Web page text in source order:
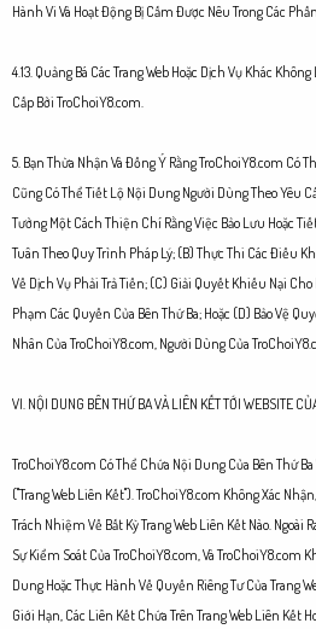
Hành Vi Và Hoạt Động Bị Cấm Được Nêu Trong Các
4.13. Quảng Bá Các Trang Web Hoặc Dịch Vụ Khác
Cấp Bởi TroChoiY8.com.
5. Bạn Thừa Nhận Và Đồng Ý Rằng TroChoiY8.com Có
Cũng Có Thể Tiết Lộ Nội Dung Người Dùng Theo Yêu
Tưởng Một Cách Thiện Chí Rằng Việc Bảo Lưu Hoặc
Tuân Theo Quy Trình Pháp Lý; (B) Thực Thi Các Điều
Về Dịch Vụ Phải Trả Tiền; (C) Giải Quyết Khiếu Nại
Phạm Các Quyền Của Bên Thứ Ba; Hoặc (D) Bảo Vệ
Nhân Của TroChoiY8.com, Người Dùng Của
VI. NỘI DUNG BÊN THỨ BA VÀ LIÊN KẾT TỚI WEBSITE
TroChoiY8.com Có Thể Chứa Nội Dung Của Bên Thứ
("Trang Web Liên Kết"). TroChoiY8.com Không Xác
Trách Nhiệm Về Bất Kỳ Trang Web Liên Kết Nào. Ngoài
Sự Kiểm Soát Của TroChoiY8.com, Và TroChoiY8.com
Dung Hoặc Thực Hành Về Quyền Riêng Tư Của Trang
Giới Hạn, Các Liên Kết Chứa Trên Trang Web Liên Kết